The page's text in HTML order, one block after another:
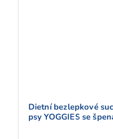
Dietní bezlepkové
psy YOGGIES se